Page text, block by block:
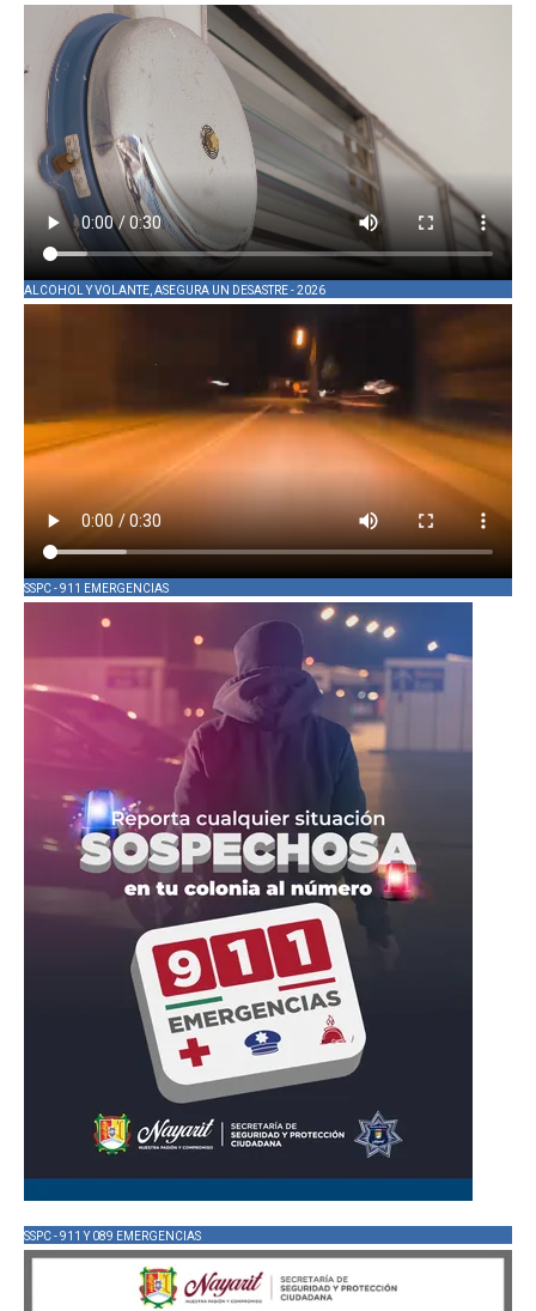
ALCOHOL Y VOLANTE, ASEGURA UN DESASTRE - 2026
SSPC - 911 EMERGENCIAS
SSPC - 911 Y 089 EMERGENCIAS